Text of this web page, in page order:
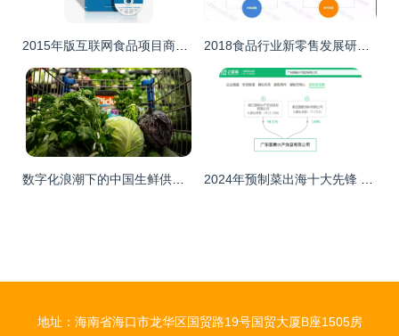
2015年版互联网食品项目商业计划书 2018食品行业新零售发展研究报告 食品互联网销售的变革与机遇
数字化浪潮下的中国生鲜供应链 市场现状、竞争格局与食品电商发展趋势 2024年预制菜出海十大先锋 谁将征服全球3亿食客的味蕾？
地址：海南省海口市龙华区国贸路19号国贸大厦B座1505房